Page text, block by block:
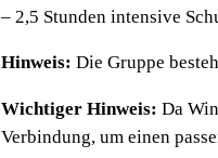
– 2,5 Stunden intensive
Hinweis: Die Gruppe
Wichtiger Hinweis: Da
Verbindung, um einen